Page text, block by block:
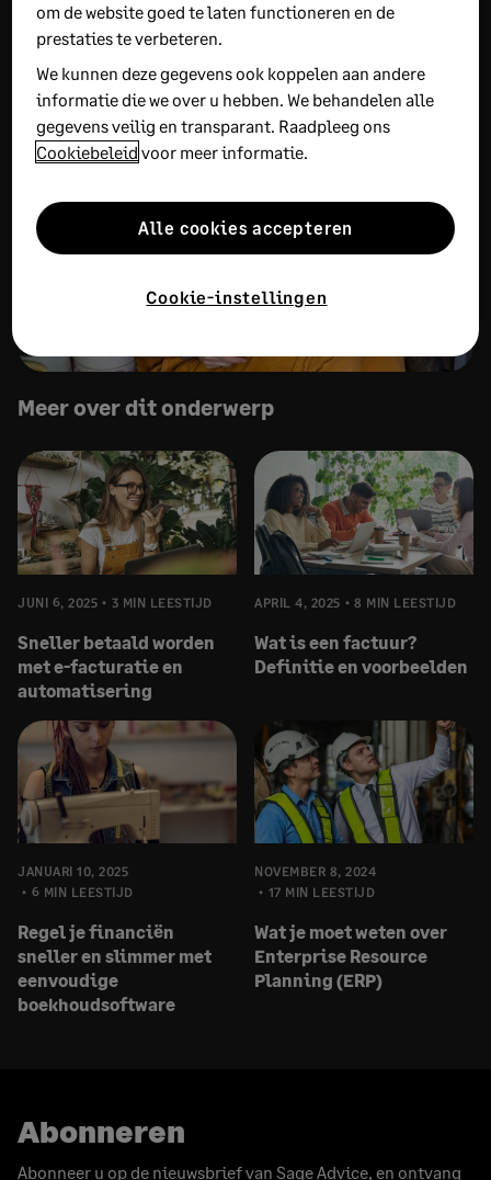
studies bevestigen het. Er is een mijlpaal bereikt,
met alsmaar meer investeringen in digitalisering
voor bedrijven die willen blijven meedraaien.
Meer over dit onderwerp
JUNI 6, 2025 3 MIN LEESTIJD
Sneller betaald worden
met e-facturatie en
automatisering
APRIL 4, 2025 8 MIN LEESTIJD
Wat is een factuur?
Definitie en voorbeelden
JANUARI 10, 2025
6 MIN LEESTIJD
Regel je financiën
sneller en slimmer met
eenvoudige
boekhoudsoftware
NOVEMBER 8, 2024
17 MIN LEESTIJD
Wat je moet weten over
Enterprise Resource
Planning (ERP)
Abonneren
Abonneer u op de nieuwsbrief van Sage Advice, en ontvang
om de website goed te laten functioneren en de
prestaties te verbeteren.
We kunnen deze gegevens ook koppelen aan andere
informatie die we over u hebben. We behandelen alle
gegevens veilig en transparant. Raadpleeg ons
Cookiebeleid voor meer informatie.
Cookie-instellingen
Alle cookies accepteren